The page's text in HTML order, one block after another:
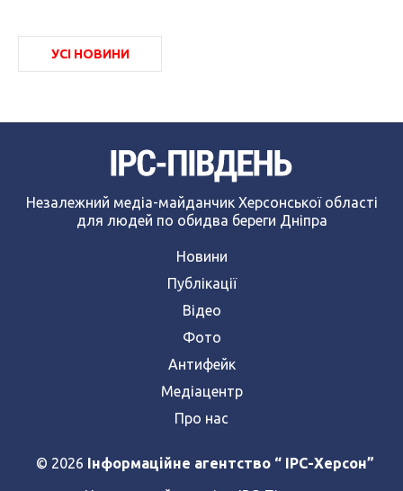
УСІ НОВИНИ
Незалежний медіа-майданчик Херсонської області
для людей по обидва береги Дніпра
Новини
Публікації
Відео
Фото
Антифейк
Медіацентр
Про нас
© 2026 Інформаційне агентство “ IPC-Херсон”